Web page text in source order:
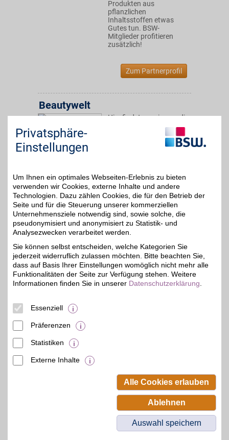
Produkten aus
pflanzlichen
Inhaltsstoffen etwas
Gutes tun. BSW-
Mitglieder profitieren
zusätzlich!
Zum Partnerprofil
2%
Beautywelt
Hier findet man immer die
aktuellsten Trends zum
Pflegeprodukte, Make-up
Zum Partnerprofil
bis zu 6%
Yves Rocher
Pflanzenkosmetik:
Gesichtspflege, Make-up,
Düfte, Haarpflege,
Sonnencreme gibt es bei
dem französischen
Beauty-Hersteller. Alles
Beamten-Selbsthilfewerk GmbH.
Privatsphäre-
Einstellungen
Um Ihnen ein optimales Webseiten-Erlebnis zu bieten
verwenden wir Cookies, externe Inhalte und andere
Technologien. Dazu zählen Cookies, die für den Betrieb der
Seite und für die Steuerung unserer kommerziellen
Unternehmensziele notwendig sind, sowie solche, die
pseudonymisiert und anonymisiert zu Statistik- und
Analysezwecken verarbeitet werden.
Sie können selbst entscheiden, welche Kategorien Sie
jederzeit widerruflich zulassen möchten. Bitte beachten Sie,
dass auf Basis Ihrer Einstellungen womöglich nicht mehr alle
Funktionalitäten der Seite zur Verfügung stehen. Weitere
Informationen finden Sie in unserer Datenschutzerklärung
Essenziell
Präferenzen
Statistiken
Externe Inhalte
Alle Cookies erlauben
Ablehnen
Auswahl speichern